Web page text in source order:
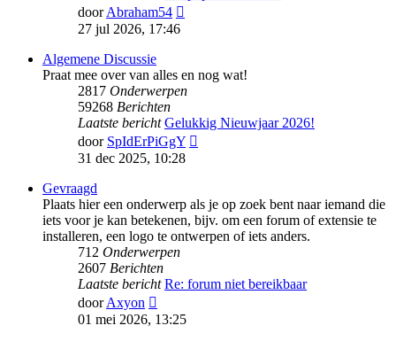
doorAbraham54
27 jul 2026, 17:46
Algemene Discussie
Praat mee over van alles en nog wat!
2817 Onderwerpen
59268 Berichten
Laatste bericht Gelukkig Nieuwjaar 2026!
door SpIdErPiGgY
31 dec 2025, 10:28
Gevraagd
Plaats hier een onderwerp als je op zoek bent naar iemand die
iets voor je kan betekenen, bijv. om een forum of extensie te
installeren, een logo te ontwerpen of iets anders.
712 Onderwerpen
2607 Berichten
Laatste bericht Re: forum niet bereikbaar
doorAxyon
laatste
01 mei 2026, 13:25